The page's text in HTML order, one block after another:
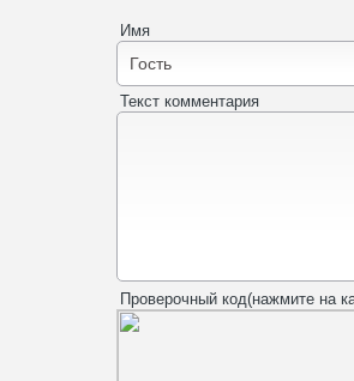
Имя
Текст комментария
Проверочный код(нажмите на